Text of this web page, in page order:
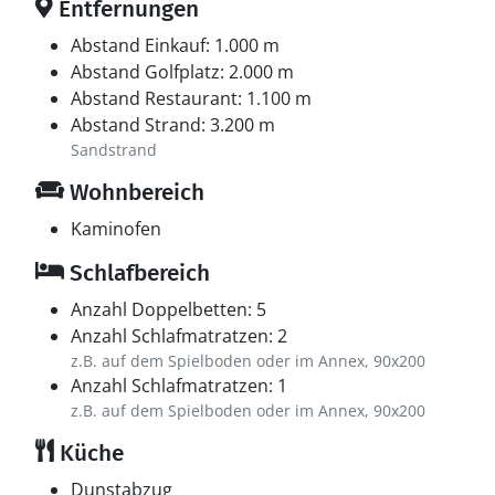
Blåvand bringt, wo die breiten Sandstrände der
Nordsee und die rauschenden Wellen auf dich warten.
Blåvand bietet zudem gemütliche Cafés, spannende
Geschäfte und Sehenswürdigkeiten wie den
Leuchtturm Blåvandshuk Fyr und das Tirpitz-Museum.
Ganz gleich, ob du Natur, Kultur oder Entspannung am
Wasser bevorzugst – hier findest du alles in Reichweite
Entfernungen
Abstand Einkauf: 1.000 m
Abstand Golfplatz: 2.000 m
Abstand Restaurant: 1.100 m
Abstand Strand: 3.200 m
Sandstrand
Wohnbereich
Kaminofen
Schlafbereich
Anzahl Doppelbetten: 5
Anzahl Schlafmatratzen: 2
z.B. auf dem Spielboden oder im Annex, 90x200
Anzahl Schlafmatratzen: 1
z.B. auf dem Spielboden oder im Annex, 90x200
Küche
Dunstabzug